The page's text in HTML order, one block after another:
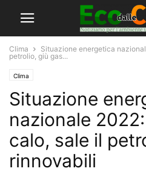
Clima
Situazione energetica
petrolio, giù gas...
Clima
Situazione
nazionale
calo, sale il
rinnovabili